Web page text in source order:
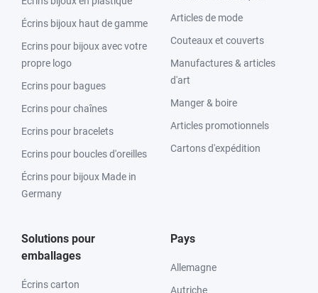
Écrins bijoux haut de gamme
Ecrins pour bijoux avec votre
propre logo
Ecrins pour bagues
Ecrins pour chaînes
Ecrins pour bracelets
Ecrins pour boucles d'oreilles
Écrins pour bijoux Made in
Germany
Articles de mode
Couteaux et couverts
Manufactures & articles
d'art
Manger & boire
Articles promotionnels
Cartons d'expédition
Solutions pour
emballages
Écrins carton
Pays
Allemagne
Autriche